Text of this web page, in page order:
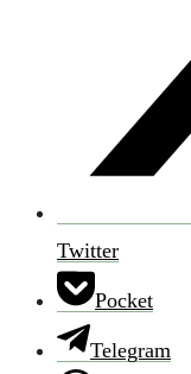
Twitter
Pocket
Telegram